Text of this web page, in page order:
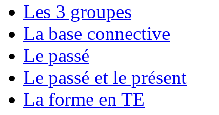
Les 3 groupes
La base connective
Le passé
Le passé et le présent
La forme en TE